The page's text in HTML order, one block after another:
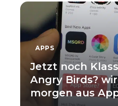
APPS
Jetzt noch
Angry Birds?
morgen aus